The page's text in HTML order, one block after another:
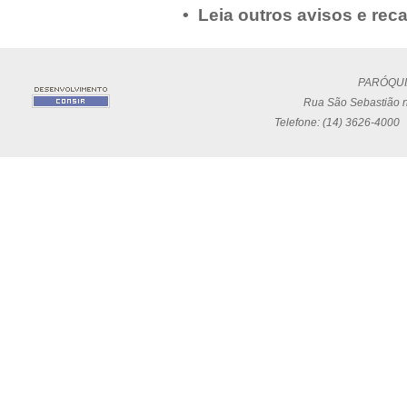
• Leia outros avisos e
Rua São Sebastião
Telefone: (14) 3626-